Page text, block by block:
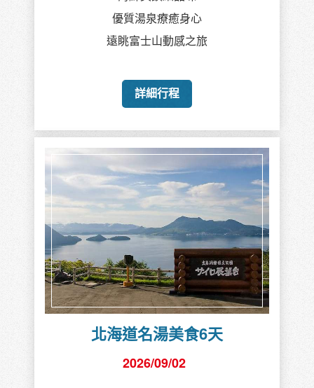
優質湯泉療癒身心
遠眺富士山動感之旅
詳細行程
北海道名湯美食6天
2026/09/02